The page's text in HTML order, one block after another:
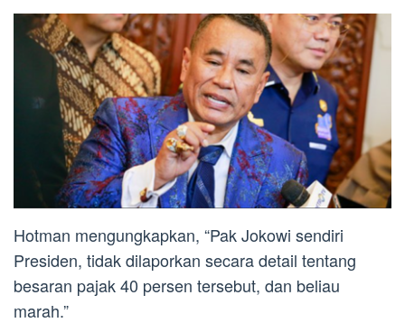
Hotman mengungkapkan, “Pak Jokowi sendiri
Presiden, tidak dilaporkan secara detail tentang
besaran pajak 40 persen tersebut, dan beliau
marah.”